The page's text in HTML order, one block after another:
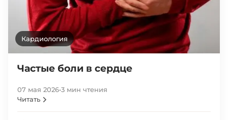
Кардиология
Частые боли в сердце
07 мая 2026•3 мин чтения
Читать